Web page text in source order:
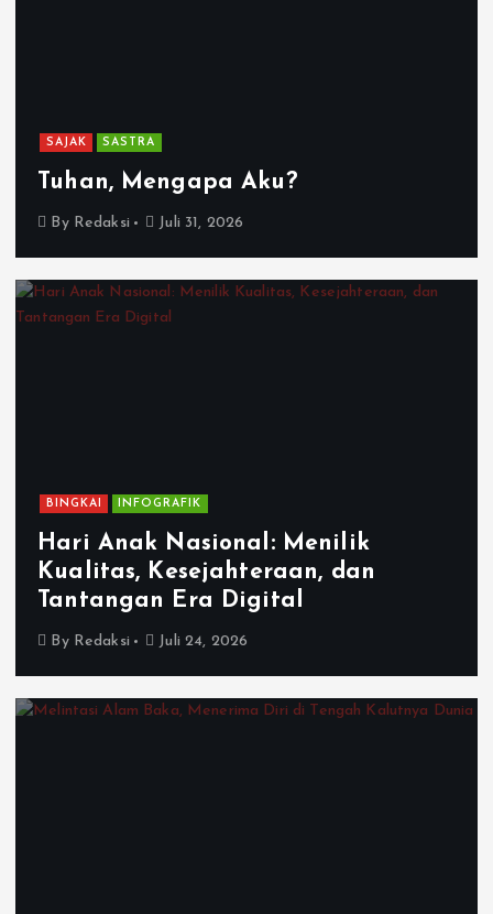
SAJAK SASTRA
Tuhan, Mengapa Aku?
By Redaksi Juli 31, 2026
BINGKAI INFOGRAFIK
Hari Anak Nasional: Menilik
Kualitas, Kesejahteraan, dan
Tantangan Era Digital
By Redaksi Juli 24, 2026